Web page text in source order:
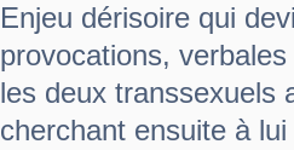
Enjeu dérisoire qui
provocations,
les deux transsexuels
cherchant ensuite à